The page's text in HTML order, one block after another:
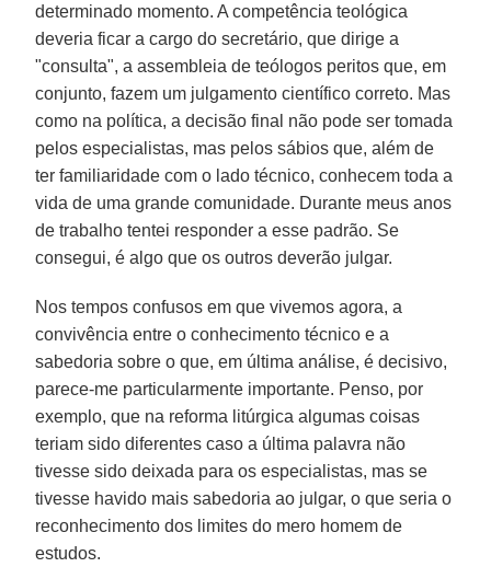
determinado momento. A competência teológica
deveria ficar a cargo do secretário, que dirige a
"consulta", a assembleia de teólogos peritos que, em
conjunto, fazem um julgamento científico correto. Mas
como na política, a decisão final não pode ser tomada
pelos especialistas, mas pelos sábios que, além de
ter familiaridade com o lado técnico, conhecem toda a
vida de uma grande comunidade. Durante meus anos
de trabalho tentei responder a esse padrão. Se
consegui, é algo que os outros deverão julgar.
Nos tempos confusos em que vivemos agora, a
convivência entre o conhecimento técnico e a
sabedoria sobre o que, em última análise, é decisivo,
parece-me particularmente importante. Penso, por
exemplo, que na reforma litúrgica algumas coisas
teriam sido diferentes caso a última palavra não
tivesse sido deixada para os especialistas, mas se
tivesse havido mais sabedoria ao julgar, o que seria o
reconhecimento dos limites do mero homem de
estudos.